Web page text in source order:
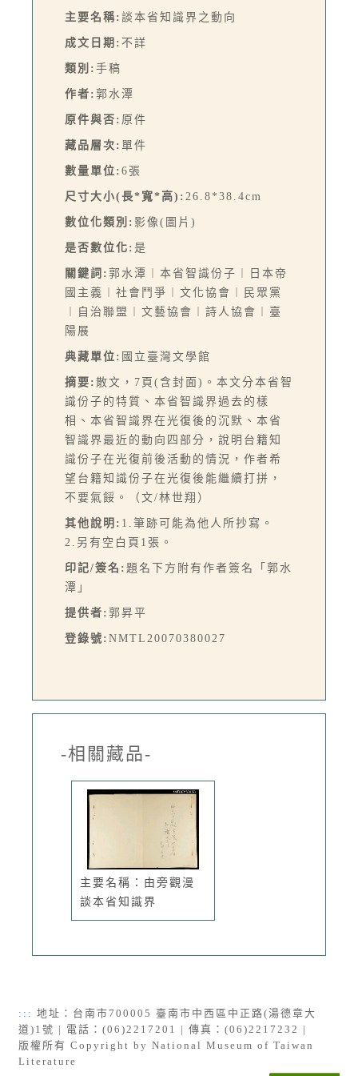
主要名稱: 談本省知識界之動向
成文日期: 不詳
類別: 手稿
作者: 郭水潭
原件與否: 原件
藏品層次: 單件
數量單位: 6張
尺寸大小(長*寬*高): 26.8*38.4cm
數位化類別: 影像(圖片)
是否數位化: 是
關鍵詞: 郭水潭︱本省智識份子︱日本帝
國主義︱社會鬥爭︱文化協會︱民眾黨
︱自治聯盟︱文藝協會︱詩人協會︱臺
陽展
典藏單位: 國立臺灣文學館
摘要: 散文，7頁(含封面)。本文分本省智
識份子的特質、本省智識界過去的樣
相、本省智識界在光復後的沉默、本省
智識界最近的動向四部分，說明台籍知
識份子在光復前後活動的情況，作者希
望台籍知識份子在光復後能繼續打拼，
不要氣餒。（文/林世翔）
其他說明: 1.筆跡可能為他人所抄寫。
2.另有空白頁1張。
印記/簽名: 題名下方附有作者簽名「郭水
潭」
提供者: 郭昇平
登錄號: NMTL20070380027
-相關藏品-
主要名稱：由旁觀漫
談本省知識界
::: 地址：台南市700005 臺南市中西區中正路(湯德章大
道)1號 | 電話：(06)2217201 | 傳真：(06)2217232 |
版權所有 Copyright by National Museum of Taiwan
Literature